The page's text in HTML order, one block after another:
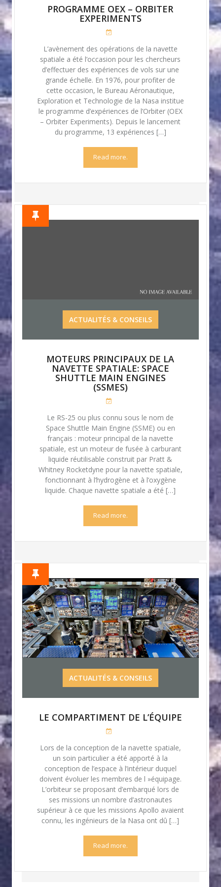
PROGRAMME OEX – ORBITER
EXPERIMENTS
L’avènement des opérations de la navette
spatiale a été l’occasion pour les chercheurs
d’effectuer des expériences de vols sur une
grande échelle. En 1976, pour profiter de
cette occasion, le Bureau Aéronautique,
Exploration et Technologie de la Nasa institue
le programme d’expériences de l’Orbiter (OEX
– Orbiter Experiments). Depuis le lancement
du programme, 13 expériences […]
Read more.
ACTUALITÉS & CONSEILS
MOTEURS PRINCIPAUX DE LA
NAVETTE SPATIALE: SPACE
SHUTTLE MAIN ENGINES
(SSMES)
Le RS-25 ou plus connu sous le nom de
Space Shuttle Main Engine (SSME) ou en
français : moteur principal de la navette
spatiale, est un moteur de fusée à carburant
liquide réutilisable construit par Pratt &
Whitney Rocketdyne pour la navette spatiale,
fonctionnant à l’hydrogène et à l’oxygène
liquide. Chaque navette spatiale a été […]
Read more.
ACTUALITÉS & CONSEILS
LE COMPARTIMENT DE L’ÉQUIPE
Lors de la conception de la navette spatiale,
un soin particulier a été apporté à la
conception de l’espace à l’intérieur duquel
doivent évoluer les membres de l »équipage.
L’orbiteur se proposant d’embarqué lors de
ses missions un nombre d’astronautes
supérieur à ce que les missions Apollo avaient
connu, les ingénieurs de la Nasa ont dû […]
Read more.